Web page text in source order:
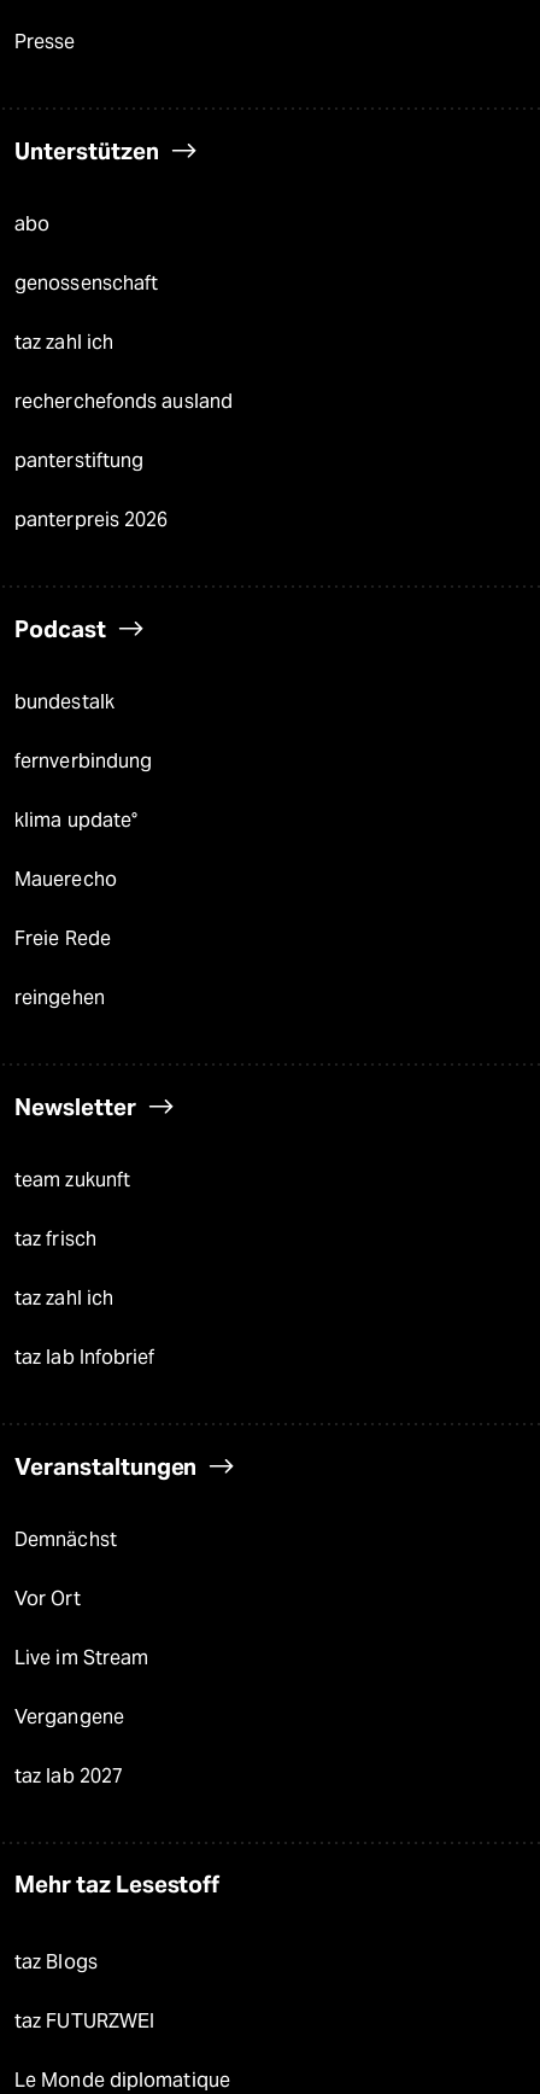
Presse
Unterstützen
abo
genossenschaft
taz zahl ich
recherchefonds ausland
panterstiftung
panterpreis 2026
Podcast
bundestalk
fernverbindung
klima update°
Mauerecho
Freie Rede
reingehen
Newsletter
team zukunft
taz frisch
taz zahl ich
taz lab Infobrief
Veranstaltungen
Demnächst
Vor Ort
Live im Stream
Vergangene
taz lab 2027
Mehr taz Lesestoff
taz Blogs
taz FUTURZWEI
Le Monde diplomatique